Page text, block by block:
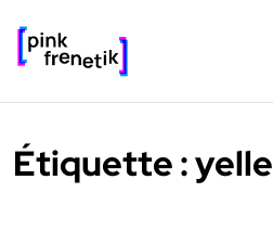
Étiquette :yelle